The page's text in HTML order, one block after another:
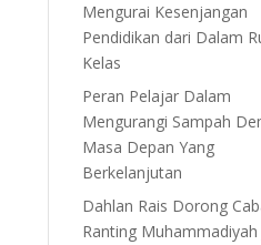
Mengurai Kesenjangan
Pendidikan dari Dalam
Kelas
Peran Pelajar Dalam
Mengurangi Sampah
Masa Depan Yang
Berkelanjutan
Dahlan Rais Dorong
Ranting Muhammadiyah